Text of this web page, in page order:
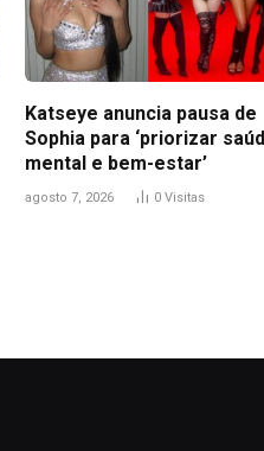
Katseye anuncia pausa de
Sophia para ‘priorizar
mental e bem-estar’
agosto 7, 2026 0 Visitas